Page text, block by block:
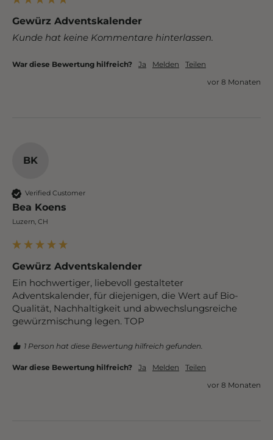
Gewürz Adventskalender
Kunde hat keine Kommentare hinterlassen.
War diese Bewertung hilfreich? Ja Melden
Teilen
vor 8 Monaten
BK
Verified Customer
Bea Koens
Luzern, CH
Gewürz Adventskalender
Ein hochwertiger, liebevoll gestalteter
Adventskalender, für diejenigen, die Wert auf Bio-
Qualität, Nachhaltigkeit und abwechslungsreiche
gewürzmischung legen. TOP
1 Person hat diese Bewertung hilfreich gefunden.
War diese Bewertung hilfreich? Ja Melden
Teilen
vor 8 Monaten